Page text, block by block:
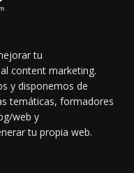
tu
content marketing.
y disponemos de
temáticas, formadores
web y
tu propia web.